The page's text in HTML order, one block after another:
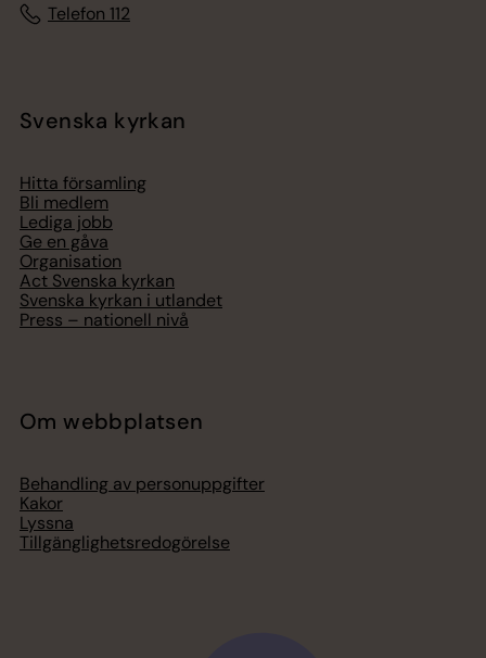
Telefon 112
Svenska kyrkan
Hitta församling
Bli medlem
Lediga jobb
Ge en gåva
Organisation
Act Svenska kyrkan
Svenska kyrkan i utlandet
Press – nationell nivå
Om webbplatsen
Behandling av personuppgifter
Kakor
Lyssna
Tillgänglighetsredogörelse